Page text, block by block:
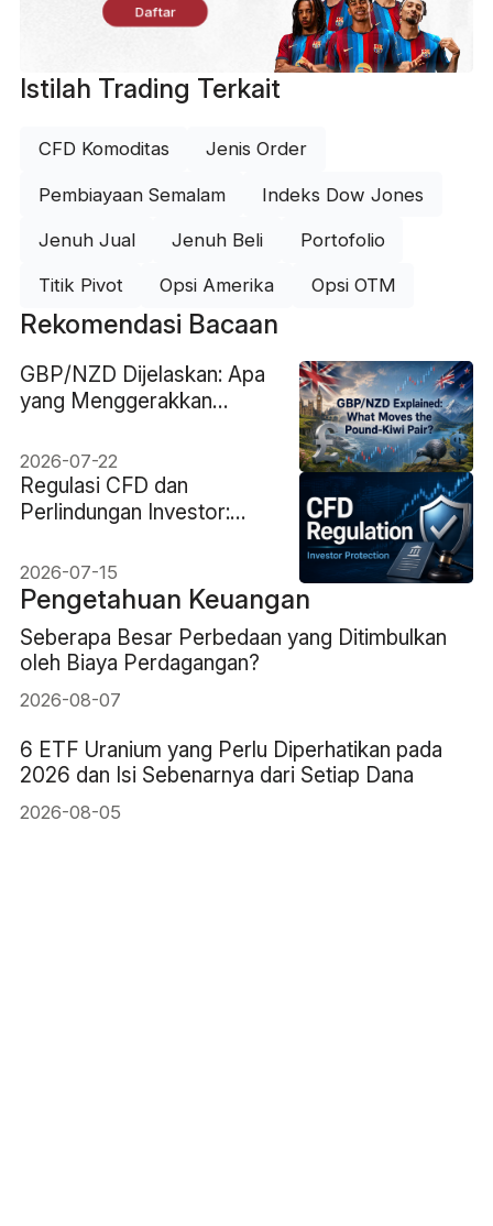
Daftar
Istilah Trading Terkait
CFD Komoditas Jenis Order
Pembiayaan Semalam Indeks Dow Jones
Jenuh Jual Jenuh Beli Portofolio
Titik Pivot Opsi Amerika Opsi OTM
Rekomendasi Bacaan
GBP/NZD Dijelaskan: Apa
yang Menggerakkan
2026-07-22
Regulasi CFD dan
Perlindungan Investor:
Trader
2026-07-15
Pengetahuan Keuangan
Seberapa Besar Perbedaan yang Ditimbulkan
oleh Biaya Perdagangan?
2026-08-07
6 ETF Uranium yang Perlu Diperhatikan pada
2026 dan Isi Sebenarnya dari Setiap Dana
2026-08-05